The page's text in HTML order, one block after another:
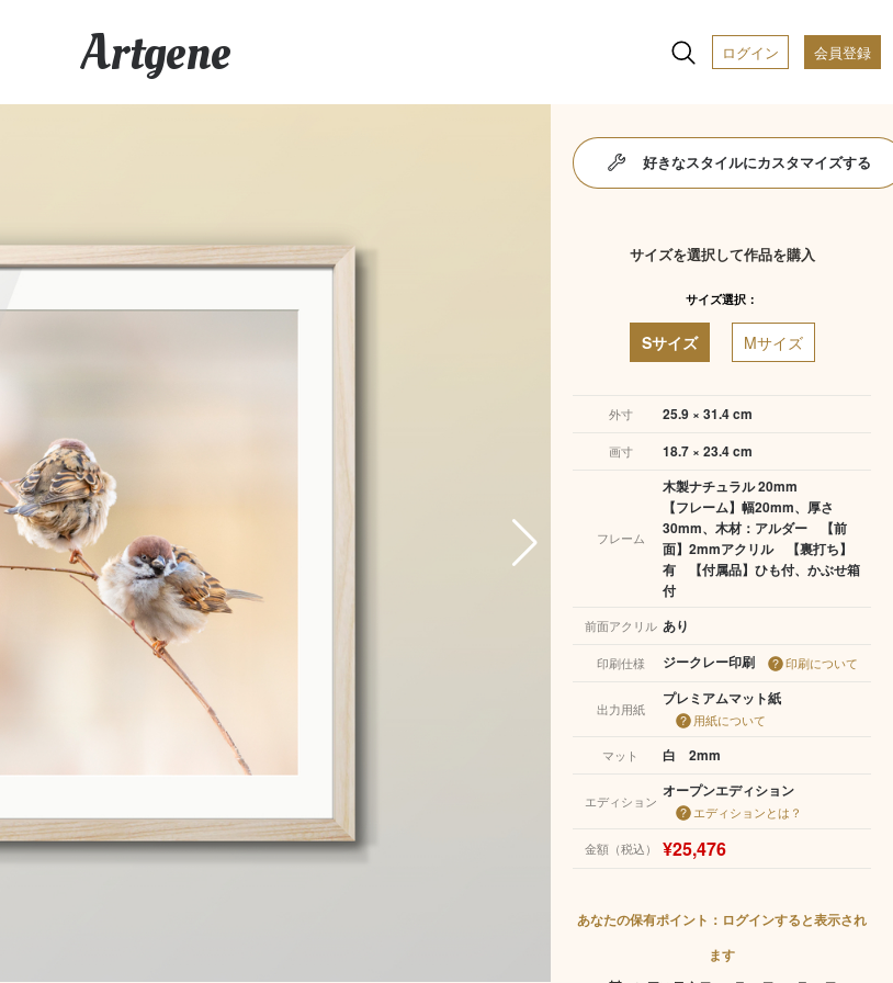
Artgene ログイン 会員登録
好きなスタイルにカスタマイズする
サイズを選択して作品を購入
サイズ選択：
Sサイズ Mサイズ
外寸 25.9 × 31.4 cm
画寸 18.7 × 23.4 cm
フレーム
木製ナチュラル 20mm
【フレーム】幅20mm、厚さ
30mm、木材：アルダー 【前
面】2mmアクリル 【裏打ち】
有 【付属品】ひも付、かぶせ箱
付
前面アクリル あり
印刷仕様 ジークレー印刷 印刷について
出力用紙
プレミアムマット紙
用紙について
マット
白 2mm
エディション
オープンエディション
エディションとは？
金額（税込） ¥25,476
あなたの保有ポイント：ログインすると表示され
ます